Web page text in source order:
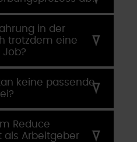
in der
trotzdem eine
keine passende
Reduce
als Arbeitgeber